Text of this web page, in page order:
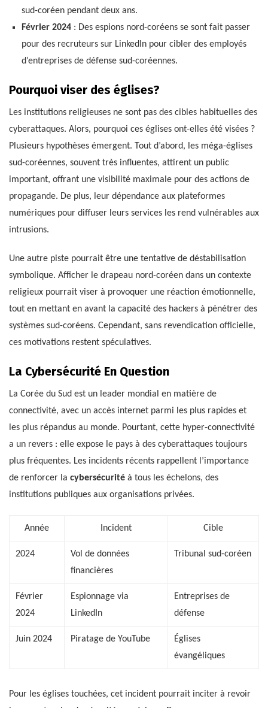
sud-coréen pendant deux ans.
Février 2024: Des espions nord-coréens se sont fait passer
pour des recruteurs sur LinkedIn pour cibler des employés
d’entreprises de défense sud-coréennes.
Pourquoi viser des églises?
Les institutions religieuses ne sont pas des cibles habituelles des
cyberattaques. Alors, pourquoi ces églises ont-elles été visées ?
Plusieurs hypothèses émergent. Tout d’abord, les méga-églises
sud-coréennes, souvent très influentes, attirent un public
important, offrant une visibilité maximale pour des actions de
propagande. De plus, leur dépendance aux plateformes
numériques pour diffuser leurs services les rend vulnérables aux
intrusions.
Une autre piste pourrait être une tentative de déstabilisation
symbolique. Afficher le drapeau nord-coréen dans un contexte
religieux pourrait viser à provoquer une réaction émotionnelle,
tout en mettant en avant la capacité des hackers à pénétrer des
systèmes sud-coréens. Cependant, sans revendication officielle,
ces motivations restent spéculatives.
La Cybersécurité En Question
La Corée du Sud est un leader mondial en matière de
connectivité, avec un accès internet parmi les plus rapides et
les plus répandus au monde. Pourtant, cette hyper-connectivité
a un revers : elle expose le pays à des cyberattaques toujours
plus fréquentes. Les incidents récents rappellent l’importance
de renforcer la cybersécurité à tous les échelons, des
institutions publiques aux organisations privées.
Année Incident Cible
2024
Vol de données
financières
Tribunal sud-coréen
Février
2024
Espionnage via
LinkedIn
Entreprises de
défense
Juin 2024 Piratage de YouTube
Églises
évangéliques
Pour les églises touchées, cet incident pourrait inciter à revoir